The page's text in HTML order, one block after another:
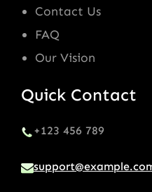
Contact Us
FAQ
Our Vision
Quick Contact
+123 456 789